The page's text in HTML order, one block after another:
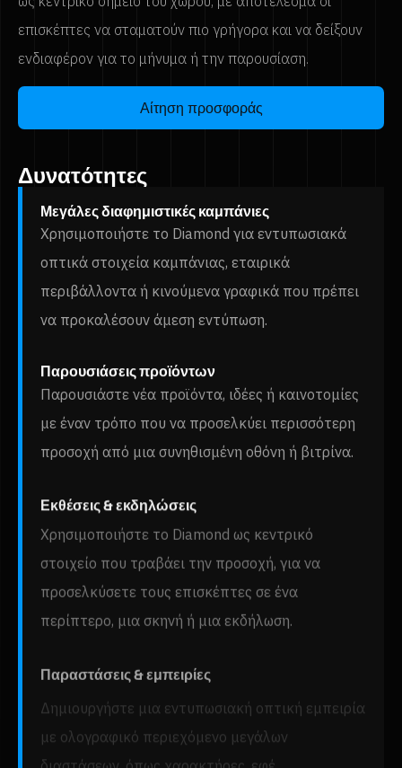
επισκέπτες να σταματούν πιο γρήγορα και να δείξουν
ενδιαφέρον για το μήνυμα ή την παρουσίαση.
Αίτηση προσφοράς
Δυνατότητες
Μεγάλες διαφημιστικές καμπάνιες
Χρησιμοποιήστε το Diamond για εντυπωσιακά
οπτικά στοιχεία καμπάνιας, εταιρικά
περιβάλλοντα ή κινούμενα γραφικά που πρέπει
να προκαλέσουν άμεση εντύπωση.
Παρουσιάσεις προϊόντων
Παρουσιάστε νέα προϊόντα, ιδέες ή καινοτομίες
με έναν τρόπο που να προσελκύει περισσότερη
προσοχή από μια συνηθισμένη οθόνη ή βιτρίνα.
Εκθέσεις & εκδηλώσεις
Χρησιμοποιήστε το Diamond ως κεντρικό
στοιχείο που τραβάει την προσοχή, για να
προσελκύσετε τους επισκέπτες σε ένα
περίπτερο, μια σκηνή ή μια εκδήλωση.
Παραστάσεις & εμπειρίες
Δημιουργήστε μια εντυπωσιακή οπτική εμπειρία
με ολογραφικό περιεχόμενο μεγάλων
διαστάσεων, όπως χαρακτήρες, εφέ,